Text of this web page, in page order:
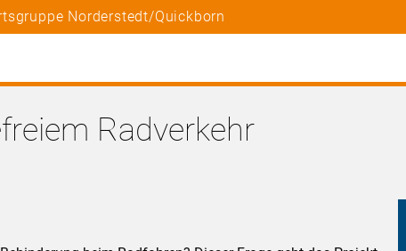
Norderstedt/Quickborn
Radverkehr